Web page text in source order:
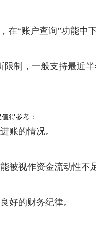
“账户查询”功能中
制，一般支持最近半
得参考：
账的情况。
被视作资金流动性不
好的财务纪律。